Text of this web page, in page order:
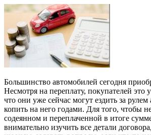
Большинство автомобилей сегодня
Несмотря на переплату, покупателей это
что они уже сейчас могут ездить за
копить на него годами. Для того, чтобы
содеянном и переплаченной в итоге
внимательно изучить все детали